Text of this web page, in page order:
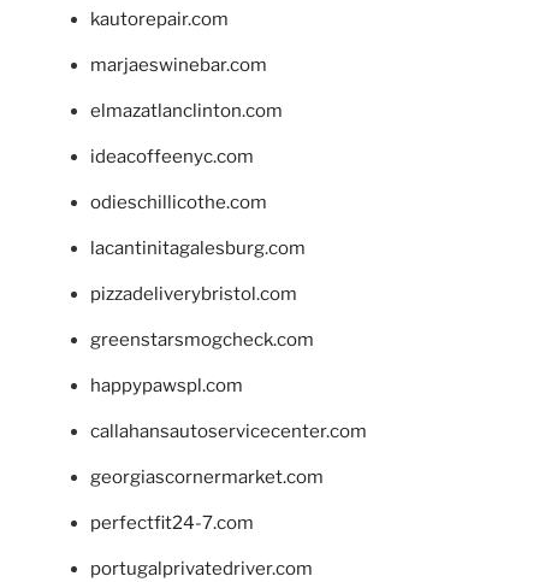
kautorepair.com
marjaeswinebar.com
elmazatlanclinton.com
ideacoffeenyc.com
odieschillicothe.com
lacantinitagalesburg.com
pizzadeliverybristol.com
greenstarsmogcheck.com
happypawspl.com
callahansautoservicecenter.com
georgiascornermarket.com
perfectfit24-7.com
portugalprivatedriver.com